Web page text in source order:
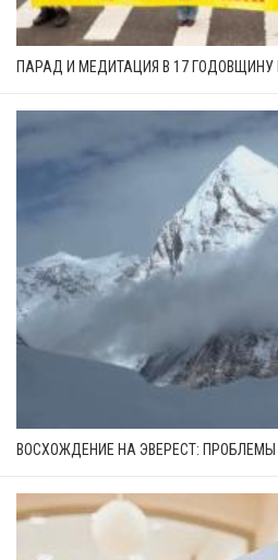
ПАРАД И МЕДИТАЦИЯ В 17 ГОДОВЩИНУ
ВОСХОЖДЕНИЕ НА ЭВЕРЕСТ: ПРОБЛЕМЫ